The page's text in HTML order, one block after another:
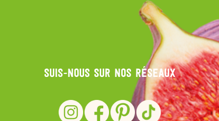
Suis-nous sur nos réseaux